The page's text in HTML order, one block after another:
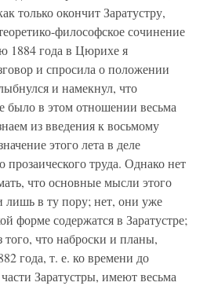
только окончит Заратустру,
философское сочинение
1884 года в Цюрихе я
и спросила о положении
и намекнул, что
было в этом отношении весьма
из введения к восьмому
этого лета в деле
прозаического труда. Однако нет
что основные мысли этого
лишь в ту пору; нет, они уже
форме содержатся в Заратустре;
того, что наброски и планы,
года, т. е. ко времени до
Заратустры, имеют весьма